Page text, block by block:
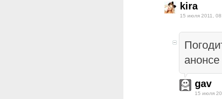
kira
15 июля 2011,
gav
15 июля